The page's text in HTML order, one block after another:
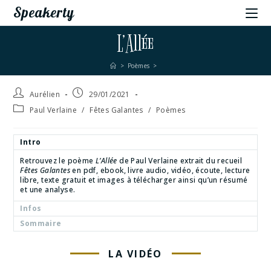
Speakerty
L’Allée
> Poèmes >
Aurélien
29/01/2021
Paul Verlaine / Fêtes Galantes / Poèmes
Intro
Retrouvez le poèmeL’Allée de Paul Verlaine extrait du recueil
Fêtes Galantesen pdf, ebook, livre audio, vidéo, écoute, lecture
libre, texte gratuit et images à télécharger ainsi qu’un résumé
et une analyse.
Infos
Sommaire
LA VIDÉO